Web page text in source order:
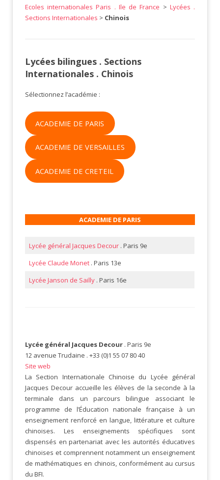
Ecoles internationales Paris . Ile de France > Lycées .
Sections Internationales > Chinois
Lycées bilingues . Sections
Internationales . Chinois
Sélectionnez l’académie :
ACADEMIE DE PARIS
ACADEMIE DE VERSAILLES
ACADEMIE DE CRETEIL
ACADEMIE DE PARIS
Lycée général Jacques Decour. Paris 9e
Lycée Claude Monet. Paris 13e
Lycée Janson de Sailly. Paris 16e
Lycée général Jacques Decour . Paris 9e
12 avenue Trudaine . +33 (0)1 55 07 80 40
Site web
La Section Internationale Chinoise du Lycée général
Jacques Decour accueille les élèves de la seconde à la
terminale dans un parcours bilingue associant le
programme de l’Éducation nationale française à un
enseignement renforcé en langue, littérature et culture
chinoises. Les enseignements spécifiques sont
dispensés en partenariat avec les autorités éducatives
chinoises et comprennent notamment un enseignement
de mathématiques en chinois, conformément au cursus
du BFI.